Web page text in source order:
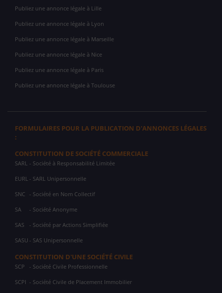
Publiez une annonce légale à Lille
Publiez une annonce légale à Lyon
Publiez une annonce légale à Marseille
Publiez une annonce légale à Nice
Publiez une annonce légale à Paris
Publiez une annonce légale à Toulouse
FORMULAIRES POUR LA PUBLICATION D'ANNONCES LÉGALES
:
CONSTITUTION DE SOCIÉTÉ COMMERCIALE
SARL - Société à Responsabilité Limitée
EURL - SARL Unipersonnelle
SNC - Société en Nom Collectif
SA - Société Anonyme
SAS - Société par Actions Simplifiée
SASU - SAS Unipersonnelle
CONSTITUTION D'UNE SOCIÉTÉ CIVILE
SCP - Société Civile Professionnelle
SCPI - Société Civile de Placement Immobilier